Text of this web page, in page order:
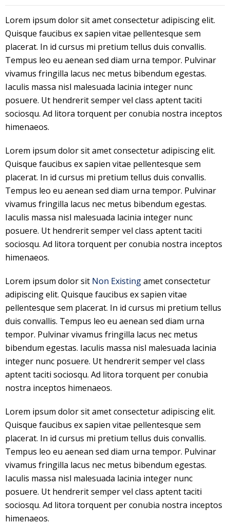
Lorem ipsum dolor sit amet consectetur adipiscing elit.
Quisque faucibus ex sapien vitae pellentesque sem
placerat. In id cursus mi pretium tellus duis convallis.
Tempus leo eu aenean sed diam urna tempor. Pulvinar
vivamus fringilla lacus nec metus bibendum egestas.
Iaculis massa nisl malesuada lacinia integer nunc
posuere. Ut hendrerit semper vel class aptent taciti
sociosqu. Ad litora torquent per conubia nostra inceptos
himenaeos.
Lorem ipsum dolor sit amet consectetur adipiscing elit.
Quisque faucibus ex sapien vitae pellentesque sem
placerat. In id cursus mi pretium tellus duis convallis.
Tempus leo eu aenean sed diam urna tempor. Pulvinar
vivamus fringilla lacus nec metus bibendum egestas.
Iaculis massa nisl malesuada lacinia integer nunc
posuere. Ut hendrerit semper vel class aptent taciti
sociosqu. Ad litora torquent per conubia nostra inceptos
himenaeos.
Lorem ipsum dolor sit Non Existingamet consectetur
adipiscing elit. Quisque faucibus ex sapien vitae
pellentesque sem placerat. In id cursus mi pretium tellus
duis convallis. Tempus leo eu aenean sed diam urna
tempor. Pulvinar vivamus fringilla lacus nec metus
bibendum egestas. Iaculis massa nisl malesuada lacinia
integer nunc posuere. Ut hendrerit semper vel class
aptent taciti sociosqu. Ad litora torquent per conubia
nostra inceptos himenaeos.
Lorem ipsum dolor sit amet consectetur adipiscing elit.
Quisque faucibus ex sapien vitae pellentesque sem
placerat. In id cursus mi pretium tellus duis convallis.
Tempus leo eu aenean sed diam urna tempor. Pulvinar
vivamus fringilla lacus nec metus bibendum egestas.
Iaculis massa nisl malesuada lacinia integer nunc
posuere. Ut hendrerit semper vel class aptent taciti
sociosqu. Ad litora torquent per conubia nostra inceptos
himenaeos.